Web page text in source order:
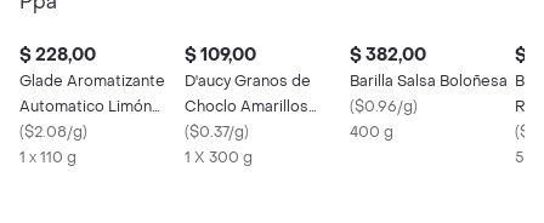
$ 228,00
Glade Aromatizante
Automatico Limón
Repuesto Ppa
($2.08/g)
1 x 110 g
$ 109,00
D'aucy Granos de
Choclo Amarillos
Enteros
($0.37/g)
1 X 300 g
$ 382,00
Barilla Salsa Boloñesa
($0.96/g)
400 g
$
(